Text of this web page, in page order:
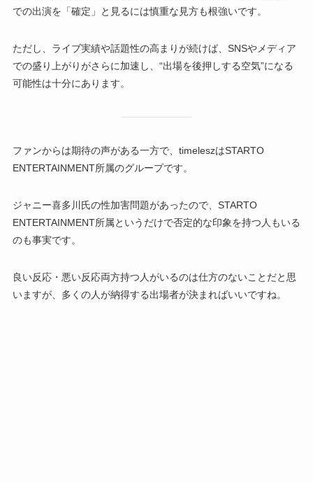
での出演を「確定」と見るには慎重な見方も根強いです。
ただし、ライブ実績や話題性の高まりが続けば、SNSやメディア
での盛り上がりがさらに加速し、“出場を後押しする空気”になる
可能性は十分にあります。
ファンからは期待の声がある一方で、timeleszはSTARTO
ENTERTAINMENT所属のグループです。
ジャニー喜多川氏の性加害問題があったので、STARTO
ENTERTAINMENT所属というだけで否定的な印象を持つ人もいる
のも事実です。
良い反応・悪い反応両方持つ人がいるのは仕方のないことだと思
いますが、多くの人が納得する出場者が決まればいいですね。